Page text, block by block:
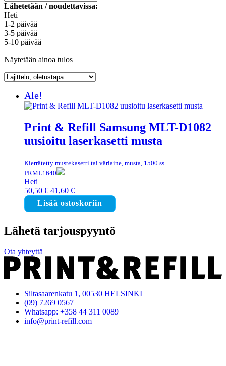
Lähetetään / noudettavissa:
Heti
1-2 päivää
3-5 päivää
5-10 päivää
Näytetään ainoa tulos
Ale!
Print & Refill Samsung MLT-D1082
uusioitu laserkasetti musta
Kierrätetty mustekasetti tai väriaine, musta, 1500 ss.
PRML1640
Heti
50,50€ Alkuperäinen
hinta
oli:
41,60 €Nykyinen
hinta
on:
Lisää ostoskoriin
Lähetä tarjouspyyntö
Ota yhteyttä
Siltasaarenkatu 1, 00530 HELSINKI
(09) 7269 0567
Whatsapp: +358 44 311 0089
info@print-refill.com